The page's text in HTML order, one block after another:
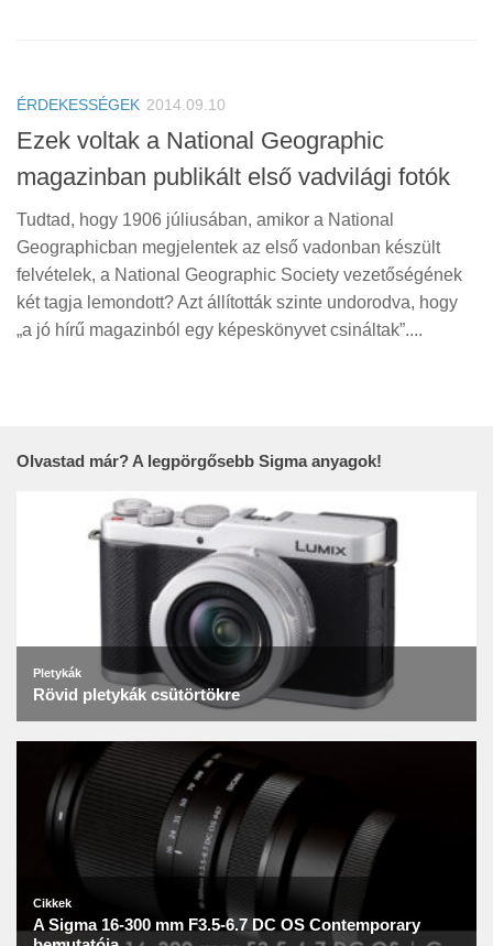
ÉRDEKESSÉGEK 2014.09.10
Ezek voltak a National Geographic
magazinban publikált első vadvilági fotók
Tudtad, hogy 1906 júliusában, amikor a National
Geographicban megjelentek az első vadonban készült
felvételek, a National Geographic Society vezetőségének
két tagja lemondott? Azt állították szinte undorodva, hogy
„a jó hírű magazinból egy képeskönyvet csináltak”....
Olvastad már? A legpörgősebb Sigma anyagok!